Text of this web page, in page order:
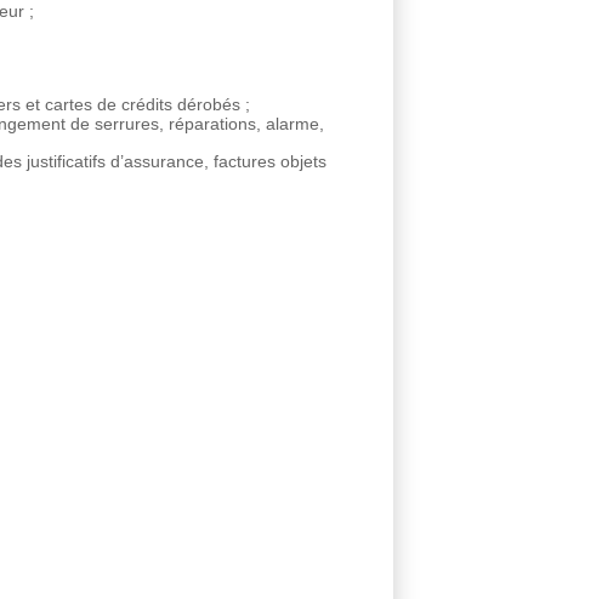
;
et cartes de crédits dérobés ;
de serrures, réparations, alarme,
justificatifs d’assurance, factures objets